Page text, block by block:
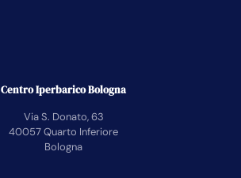
Centro Iperbarico Bologna
Via S. Donato, 63
40057 Quarto Inferiore
Bologna